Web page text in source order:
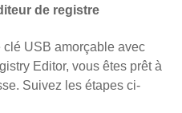
de registre
USB amorçable avec
Editor, vous êtes prêt à
Suivez les étapes ci-